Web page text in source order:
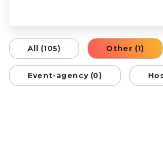
All (105) Other (1)
Event-agency (0)